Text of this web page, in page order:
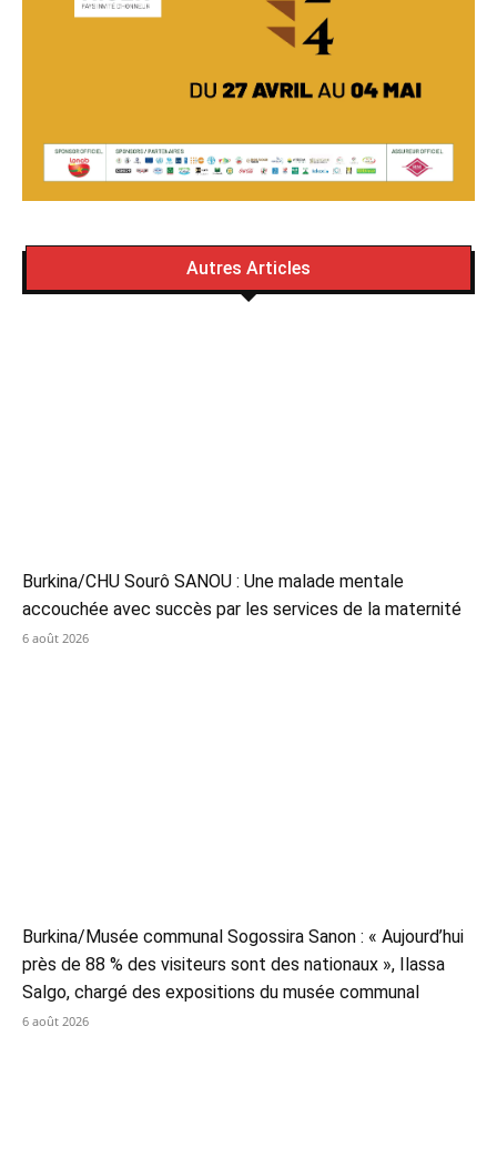
Autres Articles
Burkina/CHU Sourô SANOU : Une malade mentale
accouchée avec succès par les services de la maternité
6 août 2026
Burkina/Musée communal Sogossira Sanon : « Aujourd’hui
près de 88 % des visiteurs sont des nationaux », Ilassa
Salgo, chargé des expositions du musée communal
6 août 2026